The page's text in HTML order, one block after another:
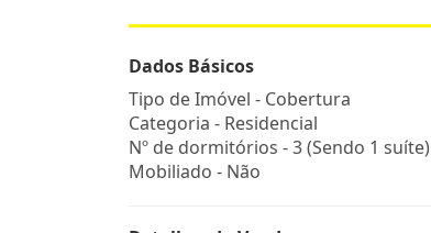
Dados Básicos
Tipo de Imóvel - Cobertura
Categoria - Residencial
Nº de dormitórios - 3 (Sendo 1 suíte)
Mobiliado - Não